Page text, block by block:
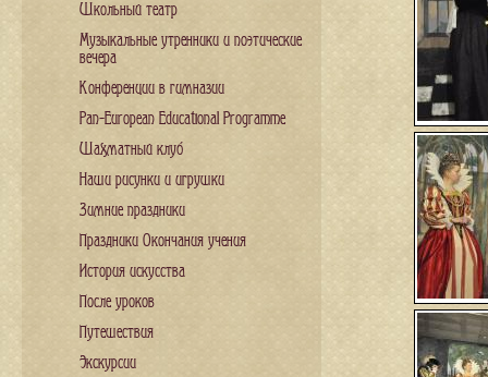
Школьный театр
Музыкальные утренники и поэтические
вечера
Конференции в гимназии
Pan-European Educational Programme
Шахматный клуб
Наши рисунки и игрушки
Зимние праздники
Праздники Окончания учения
История искусства
После уроков
Путешествия
Экскурсии